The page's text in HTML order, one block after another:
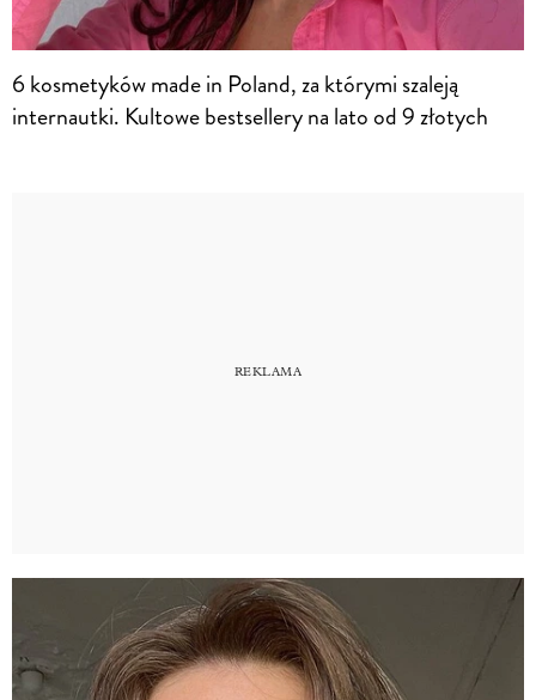
6 kosmetyków made in Poland, za którymi szaleją
internautki. Kultowe bestsellery na lato od 9 złotych